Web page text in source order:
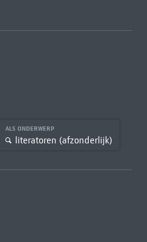
ALS ONDERWERP
literatoren (afzonderlijk)